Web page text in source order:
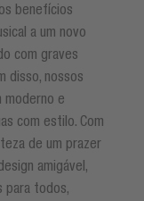
benefícios
a um novo
com graves
disso, nossos
moderno e
com estilo. Com
de um prazer
amigável,
para todos,